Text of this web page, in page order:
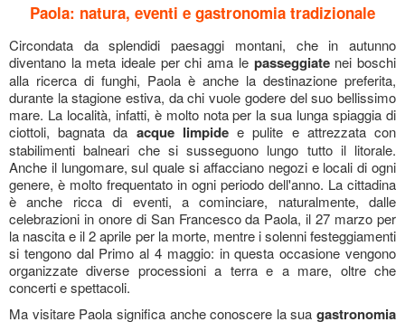
Paola: natura, eventi e gastronomia tradizionale
Circondata da splendidi paesaggi montani, che in autunno
diventano la meta ideale per chi ama le passeggiatenei boschi
alla ricerca di funghi, Paola è anche la destinazione preferita,
durante la stagione estiva, da chi vuole godere del suo bellissimo
mare. La località, infatti, è molto nota per la sua lunga spiaggia di
ciottoli, bagnata da acque limpidee pulite e attrezzata con
stabilimenti balneari che si susseguono lungo tutto il litorale.
Anche il lungomare, sul quale si affacciano negozi e locali di ogni
genere, è molto frequentato in ogni periodo dell'anno. La cittadina
è anche ricca di eventi, a cominciare, naturalmente, dalle
celebrazioni in onore di San Francesco da Paola, il 27 marzo per
la nascita e il 2 aprile per la morte, mentre i solenni festeggiamenti
si tengono dal Primo al 4 maggio: in questa occasione vengono
organizzate diverse processioni a terra e a mare, oltre che
concerti e spettacoli.
Ma visitare Paola significa anche conoscere la sua gastronomia